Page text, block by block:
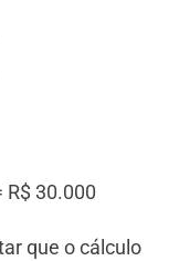
R$ 30.000
que o cálculo